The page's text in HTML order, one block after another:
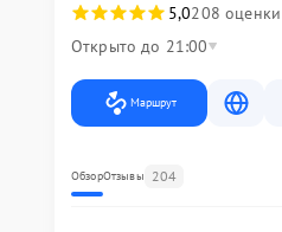
5,0208 оценки
Открыто до 21:00
Маршрут
ОбзорОтзывы 204